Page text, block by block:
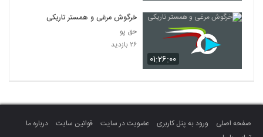
۰۱:۲۶:۰۰
خرگوش مرغی و همستر تاریکی
حق پو
۲۶ بازدید
صفحه اصلی ورود به پنل کاربری عضویت در سایت قوانین سایت
درباره ما